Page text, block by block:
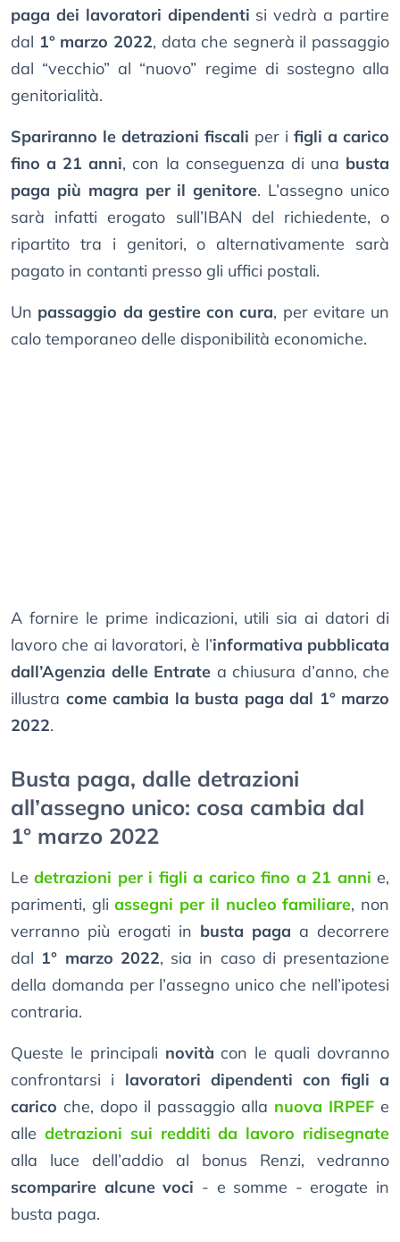
paga dei lavoratori dipendenti si vedrà a partire
dal 1° marzo 2022, data che segnerà il passaggio
dal “vecchio” al “nuovo” regime di sostegno alla
genitorialità.
Spariranno le detrazioni fiscali per i figli a carico
fino a 21 anni, con la conseguenza di una busta
paga più magra per il genitore. L’assegno unico
sarà infatti erogato sull’IBAN del richiedente, o
ripartito tra i genitori, o alternativamente sarà
pagato in contanti presso gli uffici postali.
Un passaggio da gestire con cura, per evitare un
calo temporaneo delle disponibilità economiche.
A fornire le prime indicazioni, utili sia ai datori di
lavoro che ai lavoratori, è l’informativa pubblicata
dall’Agenzia delle Entrate a chiusura d’anno, che
illustra come cambia la busta paga dal 1° marzo
2022.
Busta paga, dalle detrazioni
all’assegno unico: cosa cambia dal
1° marzo 2022
Ledetrazioni per i figli a carico fino a 21 anni e,
parimenti, gliassegni per il nucleo familiare, non
verranno più erogati in busta paga a decorrere
dal 1° marzo 2022, sia in caso di presentazione
della domanda per l’assegno unico che nell’ipotesi
contraria.
Queste le principali novità con le quali dovranno
confrontarsi i lavoratori dipendenti con figli a
carico che, dopo il passaggio alla nuova IRPEF e
alle detrazioni sui redditi da lavoro ridisegnate
alla luce dell’addio al bonus Renzi, vedranno
scomparire alcune voci - e somme - erogate in
busta paga.